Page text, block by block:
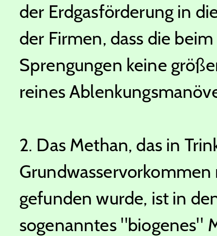
der Erdgasförderung in
der Firmen, dass die
Sprengungen keine
reines
2. Das Methan, das in
gefunden wurde, ist in
sogenanntes "biogenes"